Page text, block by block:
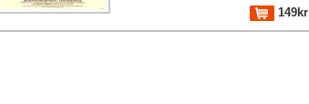
149kr